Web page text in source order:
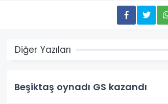
Diğer Yazıları
Beşiktaş oynadı GS kazandı